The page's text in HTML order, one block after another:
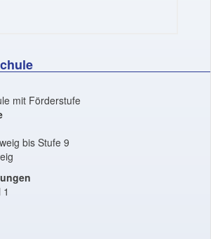
mit Förderstufe
bis Stufe 9